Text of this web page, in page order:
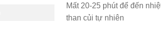
Mất 20-25 phút để đến
than củi tự nhiên